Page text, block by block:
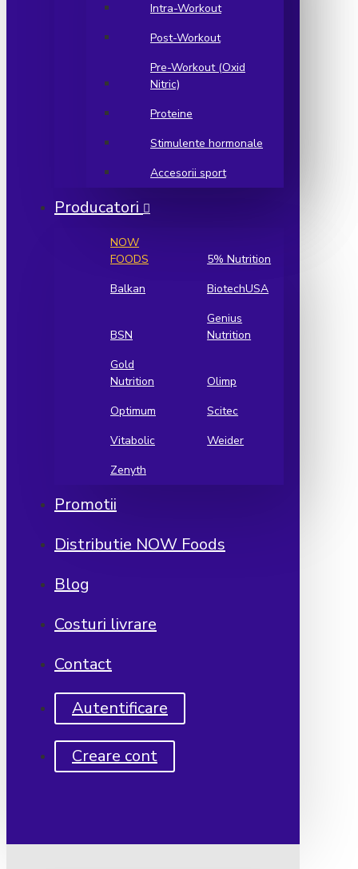
Intra-Workout
Post-Workout
Pre-Workout (Oxid
Nitric)
Proteine
Stimulente hormonale
Accesorii sport
Producatori
NOW
FOODS
5% Nutrition
Balkan
BiotechUSA
BSN
Genius
Nutrition
Gold
Nutrition
Olimp
Optimum
Scitec
Vitabolic
Weider
Zenyth
Promotii
Distributie NOW Foods
Blog
Costuri livrare
Contact
Autentificare
Creare cont